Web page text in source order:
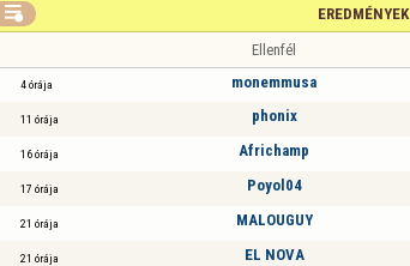
EREDMÉNYEK

Ellenfél
4 órája monemmusa
11 órája phonix
16 órája Africhamp
17 órája Poyol04
21 órája MALOUGUY
21 órája EL NOVA